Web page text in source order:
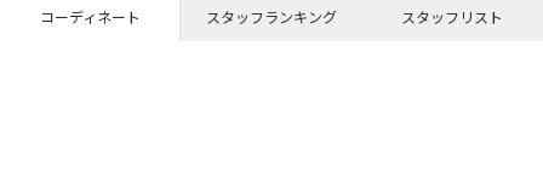
コーディネート スタッフランキング スタッフリスト